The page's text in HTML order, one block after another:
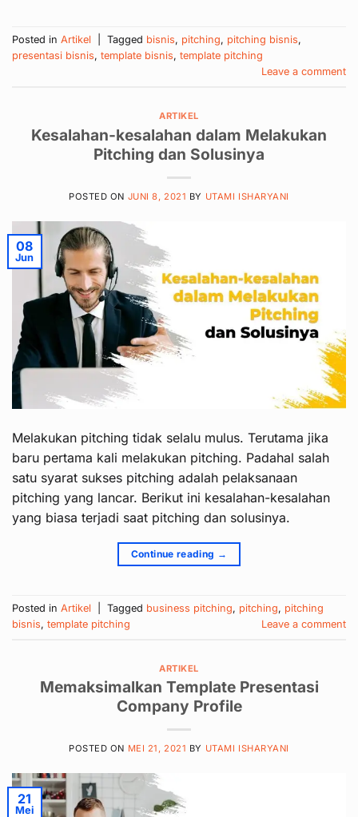
Posted in Artikel Tagged bisnis, pitching, pitching bisnis,
presentasi bisnis, template bisnis, template pitching
Leave a comment
ARTIKEL
Kesalahan-kesalahan dalam Melakukan
Pitching dan Solusinya
POSTED ON JUNI 8, 2021 BY UTAMI ISHARYANI
08
Jun
Melakukan pitching tidak selalu mulus. Terutama jika
baru pertama kali melakukan pitching. Padahal salah
satu syarat sukses pitching adalah pelaksanaan
pitching yang lancar. Berikut ini kesalahan-kesalahan
yang biasa terjadi saat pitching dan solusinya.
Continue reading →
Posted in Artikel Tagged business pitching, pitching, pitching
bisnis, template pitching Leave a comment
ARTIKEL
Memaksimalkan Template Presentasi
Company Profile
POSTED ON MEI 21, 2021 BY UTAMI ISHARYANI
21
Mei